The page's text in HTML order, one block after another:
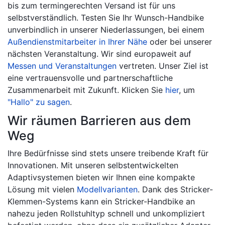
bis zum termingerechten Versand ist für uns
selbstverständlich. Testen Sie Ihr Wunsch-Handbike
unverbindlich in unserer Niederlassungen, bei einem
Außendienstmitarbeiter in Ihrer Nähe oder bei unserer
nächsten Veranstaltung. Wir sind europaweit auf
Messen und Veranstaltungen vertreten. Unser Ziel ist
eine vertrauensvolle und partnerschaftliche
Zusammenarbeit mit Zukunft. Klicken Sie hier, um
"Hallo" zu sagen.
Wir räumen Barrieren aus dem
Weg
Ihre Bedürfnisse sind stets unsere treibende Kraft für
Innovationen. Mit unseren selbstentwickelten
Adaptivsystemen bieten wir Ihnen eine kompakte
Lösung mit vielen Modellvarianten. Dank des Stricker-
Klemmen-Systems kann ein Stricker-Handbike an
nahezu jeden Rollstuhltyp schnell und unkompliziert